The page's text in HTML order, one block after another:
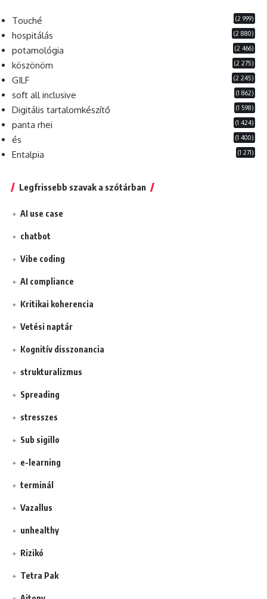
Touché (2 999)
hospitálás (2 880)
potamológia (2 466)
köszönöm (2 275)
GILF (2 245)
soft all inclusive (1 862)
Digitális tartalomkészítő (1 598)
panta rhei (1 424)
és (1 400)
Entalpia (1 271)
Legfrissebb szavak a szótárban
AI use case
chatbot
Vibe coding
AI compliance
Kritikai koherencia
Vetési naptár
Kognitív disszonancia
strukturalizmus
Spreading
stresszes
Sub sigillo
e-learning
terminál
Vazallus
unhealthy
Rizikó
Tetra Pak